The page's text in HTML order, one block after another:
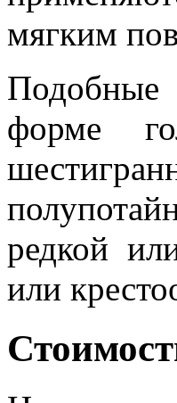
мягким
Подобные
форме
редкой
или